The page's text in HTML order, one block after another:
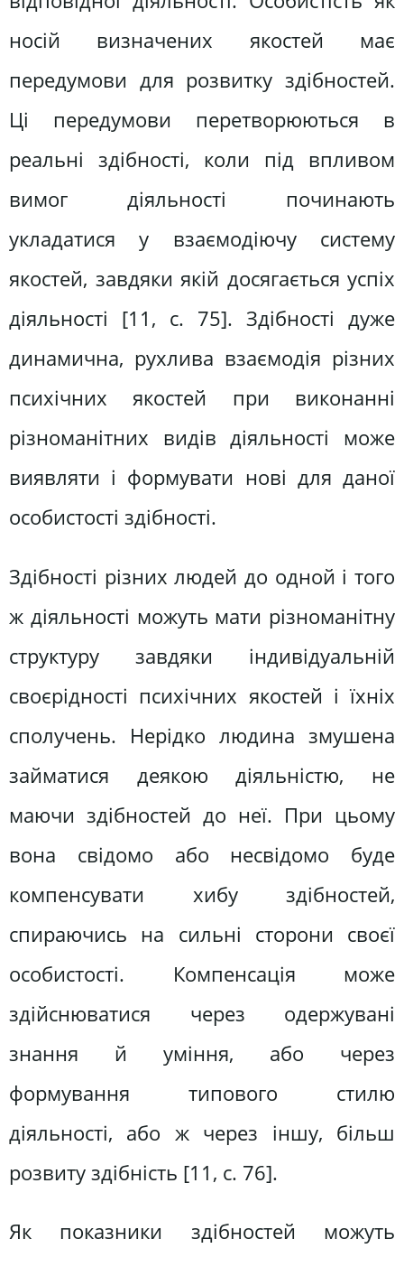
носій визначених якостей має
передумови для розвитку здібностей.
Ці передумови перетворюються в
реальні здібності, коли під впливом
вимог діяльності починають
укладатися у взаємодіючу систему
якостей, завдяки якій досягається успіх
діяльності [11, с. 75]. Здібності дуже
динамична, рухлива взаємодія різних
психічних якостей при виконанні
різноманітних видів діяльності може
виявляти і формувати нові для даної
особистості здібності.
Здібності різних людей до одной і того
ж діяльності можуть мати різноманітну
структуру завдяки індивідуальній
своєрідності психічних якостей і їхніх
сполучень. Нерідко людина змушена
займатися деякою діяльністю, не
маючи здібностей до неї. При цьому
вона свідомо або несвідомо буде
компенсувати хибу здібностей,
спираючись на сильні сторони своєї
особистості. Компенсація може
здійснюватися через одержувані
знання й уміння, або через
формування типового стилю
діяльності, або ж через іншу, більш
розвиту здібність [11, с. 76].
Як показники здібностей можуть